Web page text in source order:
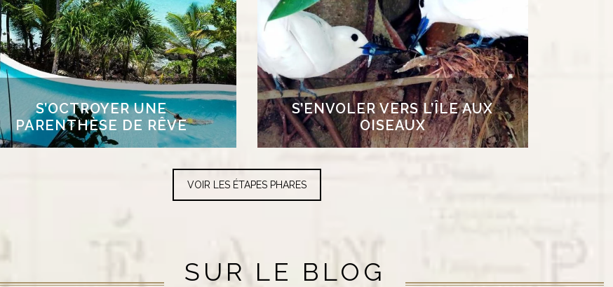
S’OCTROYER UNE
PARENTHÈSE DE RÊVE
Séjourner sur une île privée est sans aucun
doute la meilleure façon de profiter d’une
reposante et intime, avec un accès
à une nature resplendissante et une
belle palette d’activités. Après une sortie
plongée ou randonnée, une pause dans
piscine privée sera des plus agréables…
S’ENVOLER VERS L’ÎLE AUX
OISEAUX
Ici, le luxe ne tient pas tant à l’hébergement
qu’à l’environnement. Ce sanctuaire privé vous
fera tourner la tête. Alors que sous l’eau, vous
découvrirez des fonds somptueux, si vous
levez les yeux, ce sont la danse des oiseaux
qui vous donnera le vertige. Les tortues font
aussi partie du décor, qu’elles soient géantes,
imbriquées ou vertes.
VOIR LES ÉTAPES PHARES
SUR LE BLOG